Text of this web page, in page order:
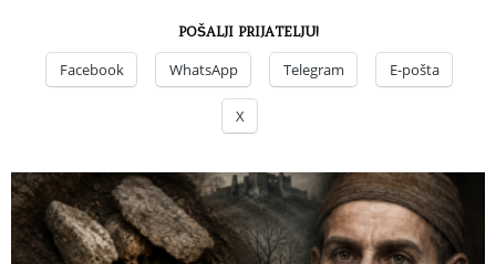
POŠALJI PRIJATELJU!
Facebook WhatsApp Telegram E-pošta
X